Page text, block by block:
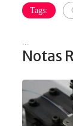
Tags:
Notas